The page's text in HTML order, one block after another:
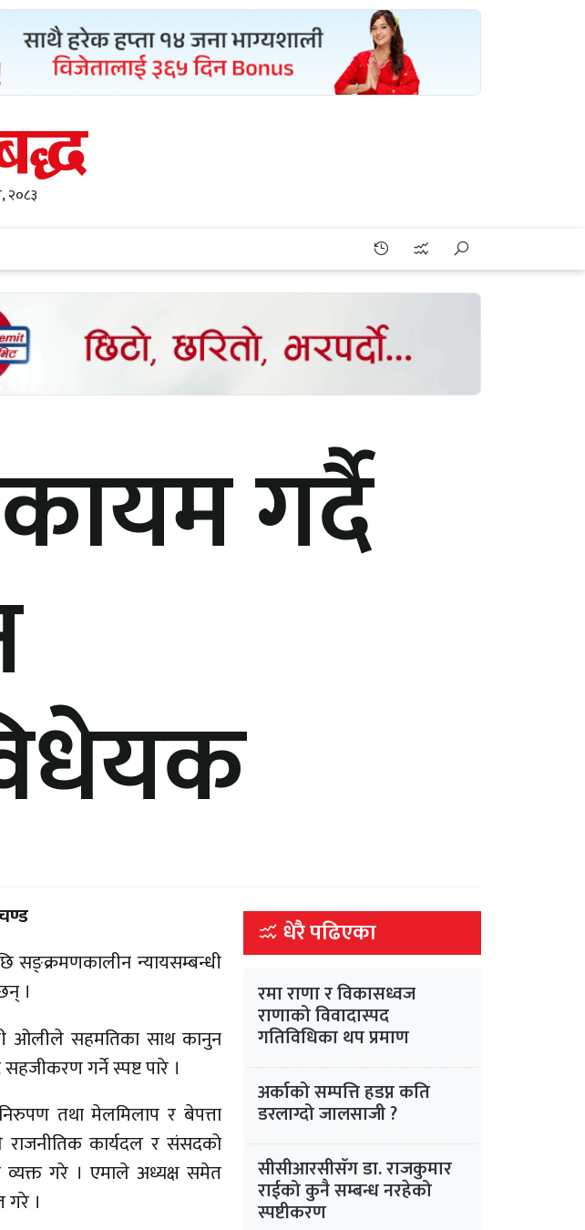
२०८३
गर्दै
सङ्क्रमणकालीन न्यायसम्बन्धी
।
ओलीले सहमतिका साथ कानुन
गर्ने स्पष्ट पारे ।
तथा मेलमिलाप र बेपत्ता
राजनीतिक कार्यदल र संसदको
व्यक्त गरे । एमाले अध्यक्ष समेत
गरे ।
धेरै पढिएका
रमा राणा र विकासध्वज
राणाको विवादास्पद
गतिविधिका थप प्रमाण
अर्काको सम्पत्ति हडप्न कति
डरलाग्दो जालसाजी ?
सीसीआरसीसँग डा. राजकुमार
राईको कुनै सम्बन्ध नरहेको
स्पष्टीकरण